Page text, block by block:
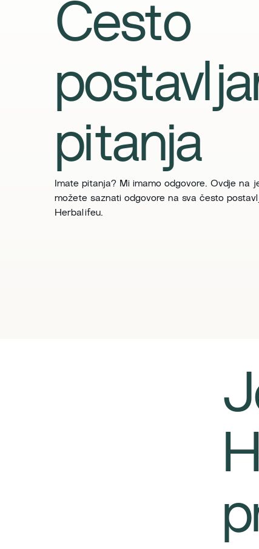
Često
pitanja
Imate pitanja? Mi imamo odgovore. Ovdje na
možete saznati odgovore na sva često
Herbalifeu.